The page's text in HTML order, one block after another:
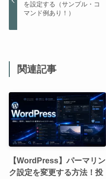
を設定する（サンプル・コ
マンド例あり！）
関連記事
【WordPress】パーマリン
ク設定を変更する方法！投